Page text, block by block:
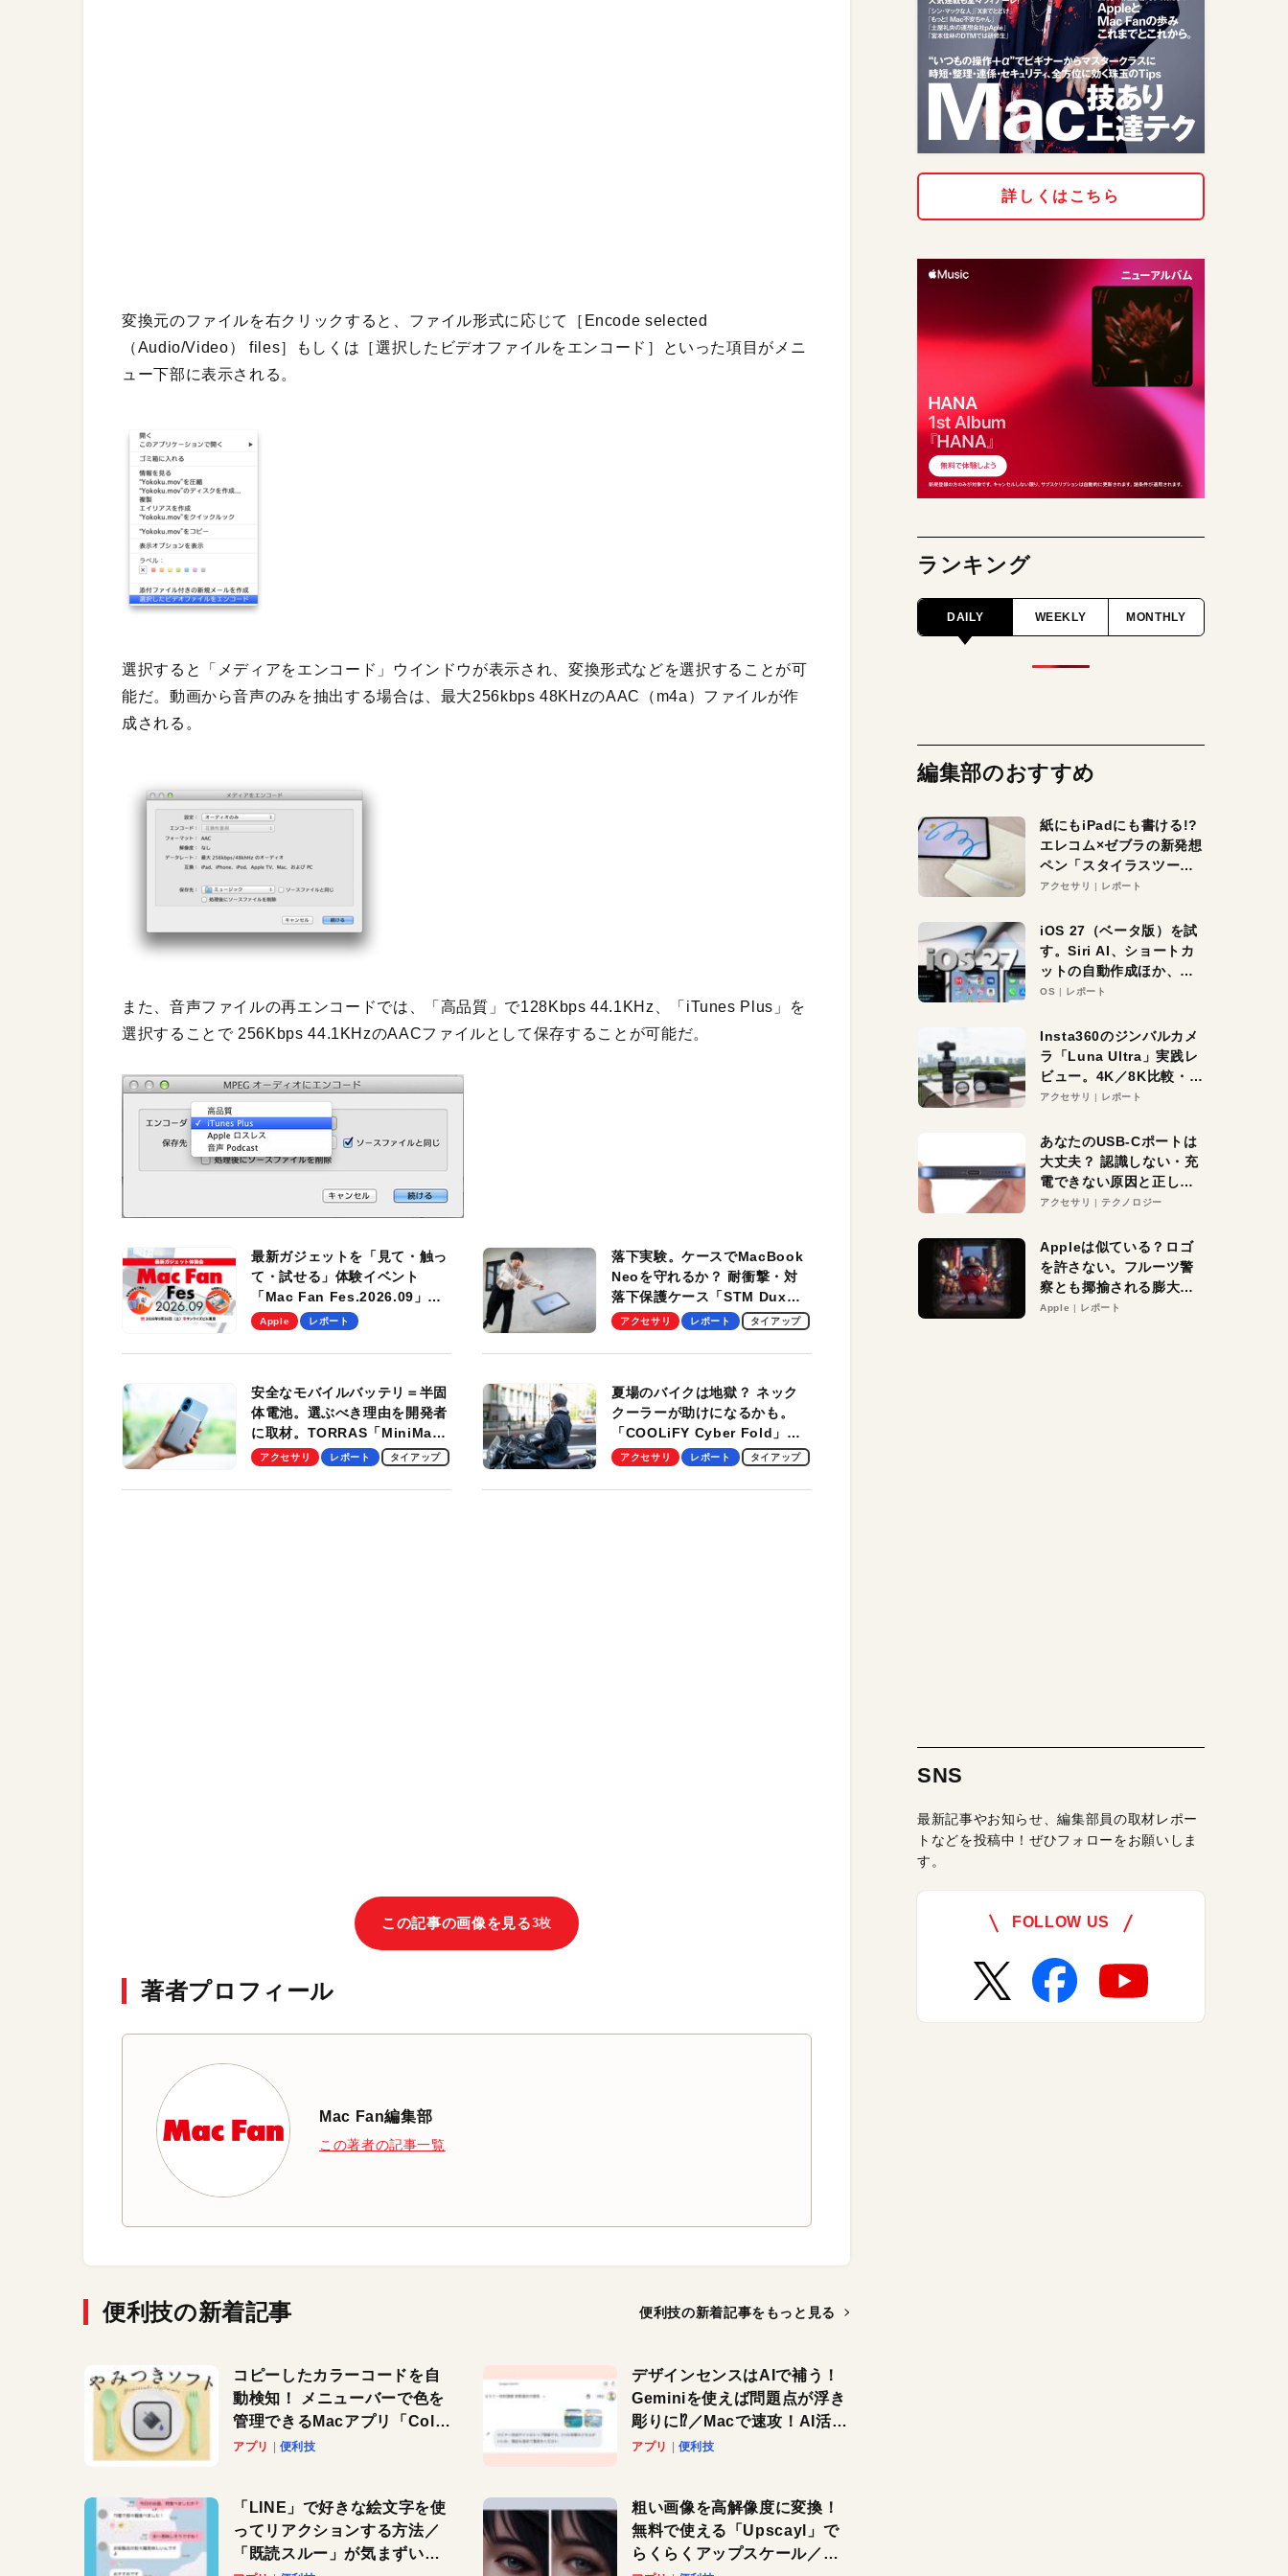
変換元のファイルを右クリックすると、ファイル形式に応じて［Encode selected
（Audio/Video） files］もしくは［選択したビデオファイルをエンコード］といった項目がメニ
ュー下部に表示される。
選択すると「メディアをエンコード」ウインドウが表示され、変換形式などを選択することが可
能だ。動画から音声のみを抽出する場合は、最大256kbps 48KHzのAAC（m4a）ファイルが作
成される。
また、音声ファイルの再エンコードでは、「高品質」で128Kbps 44.1KHz、「iTunes Plus」を
選択することで 256Kbps 44.1KHzのAACファイルとして保存することが可能だ。
最新ガジェットを「見て・触っ
て・試せる」体験イベント
「Mac Fan Fes.2026.09」
を、9月26日（土）に開催しま
Apple レポート
落下実験。ケースでMacBook
Neoを守れるか？ 耐衝撃・対
落下保護ケース「STM Dux
Ultra」を検証。学生、ビジネ
適！
アクセサリ レポート タイアップ
安全なモバイルバッテリ＝半固
体電池。選ぶべき理由を開発者
に取材。TORRAS「MiniMag
Pro」の実機レビューも
アクセサリ レポート タイアップ
夏場のバイクは地獄？ ネック
クーラーが助けになるかも。
「COOLiFY Cyber Fold」レ
ビュー。冷却の速さ、密着する
性がグッド！
アクセサリ レポート タイアップ
この記事の画像を見る3枚
著者プロフィール
Mac Fan編集部
この著者の記事一覧
便利技の新着記事 便利技の新着記事をもっと見る
コピーしたカラーコードを自
動検知！ メニューバーで色を
管理できるMacアプリ「Color
Copy Bucket」
アプリ 便利技
デザインセンスはAIで補う！
Geminiを使えば問題点が浮き
彫りに⁉︎／Macで速攻！AI活用
テク
アプリ 便利技
「LINE」で好きな絵文字を使
ってリアクションする方法／
「既読スルー」が気まずいと
粗い画像を高解像度に変換！
無料で使える「Upscayl」で
らくらくアップスケール／
詳しくはこちら
ランキング
DAILY WEEKLY MONTHLY
編集部のおすすめ
紙にもiPadにも書ける!?
エレコム×ゼブラの新発想
ペン「スタイラスツーウ
ェイ」レビュー。持ち替
アクセサリ レポート
iOS 27（ベータ版）を試
す。Siri AI、ショートカ
ットの自動作成ほか、期
待大の便利機能5選。
る未来はすぐそこ！
OS レポート
Insta360のジンバルカメ
ラ「Luna Ultra」実践レ
ビュー。4K／8K比較・ズ
ーム・夜間撮影をチェッ
アクセサリ レポート
あなたのUSB-Cポートは
大丈夫？ 認識しない・充
電できない原因と正しい
対策
アクセサリ テクノロジー
Appleは似ている？ロゴ
を許さない。フルーツ警
察とも揶揄される膨大な
異議申し立て。対象は非
Apple レポート
SNS
最新記事やお知らせ、編集部員の取材レポー
トなどを投稿中！ぜひフォローをお願いしま
す。
FOLLOW US